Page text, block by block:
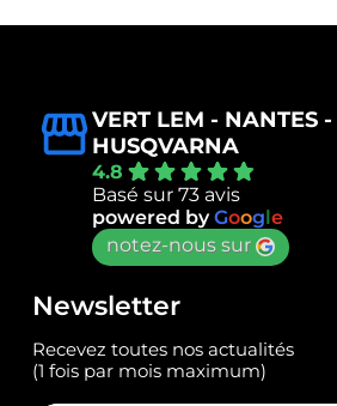
VERT LEM - NANTES -
HUSQVARNA
4.8
Basé sur 73 avis
powered byGoogle
notez-nous sur
Newsletter
Recevez toutes nos actualités
(1 fois par mois maximum)